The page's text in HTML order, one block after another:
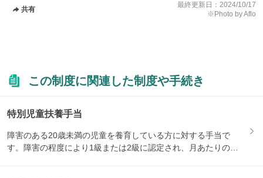
共有
最終更新日： 2024/10/17
※Photo by Aflo
この制度に関連した制度や手続き
特別児童扶養手当
障害のある20歳未満の児童を養育している方に対する手当で
す。障害の程度により1級または2級に認定され、月あたりの支